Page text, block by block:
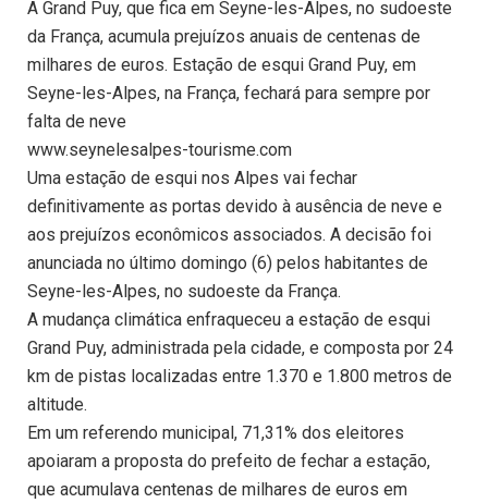
A Grand Puy, que fica em Seyne-les-Alpes, no sudoeste
da França, acumula prejuízos anuais de centenas de
milhares de euros. Estação de esqui Grand Puy, em
Seyne-les-Alpes, na França, fechará para sempre por
falta de neve
www.seynelesalpes-tourisme.com
Uma estação de esqui nos Alpes vai fechar
definitivamente as portas devido à ausência de neve e
aos prejuízos econômicos associados. A decisão foi
anunciada no último domingo (6) pelos habitantes de
Seyne-les-Alpes, no sudoeste da França.
A mudança climática enfraqueceu a estação de esqui
Grand Puy, administrada pela cidade, e composta por 24
km de pistas localizadas entre 1.370 e 1.800 metros de
altitude.
Em um referendo municipal, 71,31% dos eleitores
apoiaram a proposta do prefeito de fechar a estação,
que acumulava centenas de milhares de euros em